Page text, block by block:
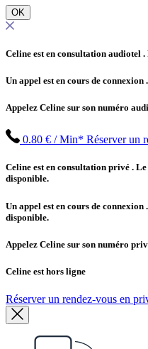
OK
Celine est en consultation audiotel .
Un appel est en cours de connexion
Appelez Celine sur son numéro
0.80 € / Min* Réserver un
Celine est en consultation privé .
disponible.
Un appel est en cours de connexion
disponible.
Appelez Celine sur son numéro
Celine est hors ligne
Réserver un rendez-vous en